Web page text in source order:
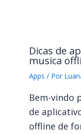
Dicas de
musica
Apps / Por
Bem-vindo
de
offline de